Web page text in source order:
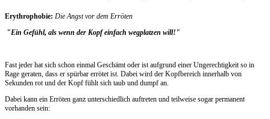
Erythrophobie: Die Angst vor dem Erröten
"Ein Gefühl, als wenn der Kopf einfach wegplatzen will!"
Fast jeder hat sich schon einmal Geschämt oder ist aufgrund einer Ungerechtigkeit so in
Rage geraten, dass er spürbar errötet ist. Dabei wird der Kopfbereich innerhalb von
Sekunden rot und der Kopf fühlt sich taub und dumpf an.
Dabei kann ein Erröten ganz unterschiedlich auftreten und teilweise sogar permanent
vorhanden sein: